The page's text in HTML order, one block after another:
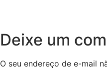
Deixe um
O seu endereço de e-mail